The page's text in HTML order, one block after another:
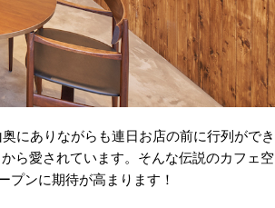
にありながらも連日お店の前に行列ができ
ら愛されています。そんな伝説のカフェ空
プンに期待が高まります！